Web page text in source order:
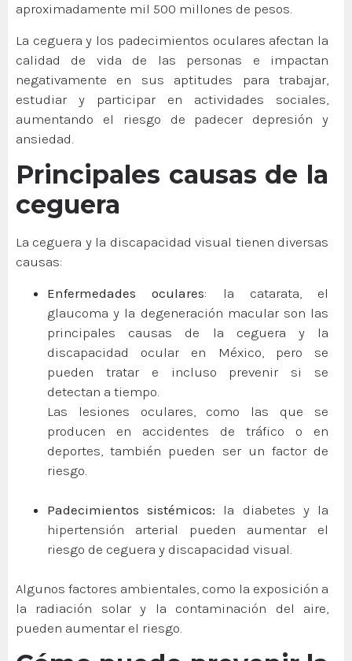
aproximadamente mil 500 millones de pesos.
La ceguera y los padecimientos oculares afectan la
calidad de vida de las personas e impactan
negativamente en sus aptitudes para trabajar,
estudiar y participar en actividades sociales,
aumentando el riesgo de padecer depresión y
ansiedad.
Principales causas de la
ceguera
La ceguera y la discapacidad visual tienen diversas
causas:
Enfermedades oculares: la catarata, el
glaucoma y la degeneración macular son las
principales causas de la ceguera y la
discapacidad ocular en México, pero se
pueden tratar e incluso prevenir si se
detectan a tiempo.
Las lesiones oculares, como las que se
producen en accidentes de tráfico o en
deportes, también pueden ser un factor de
riesgo.
Padecimientos sistémicos: la diabetes y la
hipertensión arterial pueden aumentar el
riesgo de ceguera y discapacidad visual.
Algunos factores ambientales, como la exposición a
la radiación solar y la contaminación del aire,
pueden aumentar el riesgo.